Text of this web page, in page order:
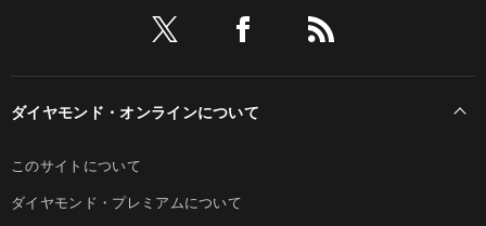
ダイヤモンド・オンラインについて
このサイトについて
ダイヤモンド・プレミアムについて